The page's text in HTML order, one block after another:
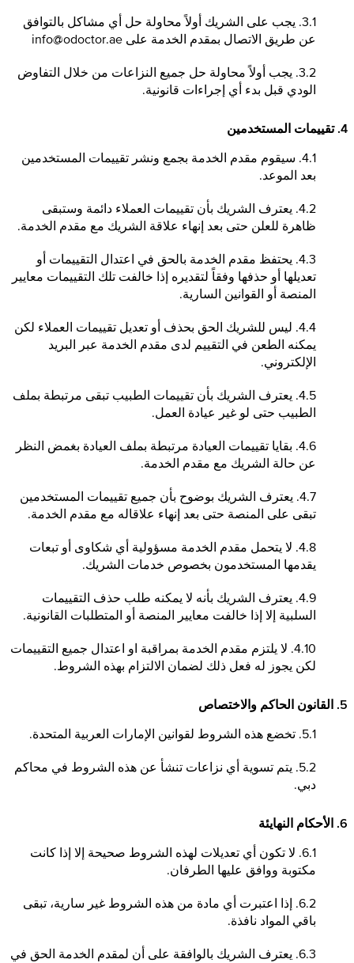
3.1. يجب على الشريك أولاً محاولة حل أي مشاكل بالتوافق
عن طريق الاتصال بمقدم الخدمة على info@odoctor.ae
3.2. يجب أولاً محاولة حل جميع النزاعات من خلال التفاوض
الودي قبل بدء أي إجراءات قانونية.
4. تقييمات المستخدمين
4.1. سيقوم مقدم الخدمة بجمع ونشر تقييمات المستخدمين
بعد الموعد.
4.2. يعترف الشريك بأن تقييمات العملاء دائمة وستبقى
ظاهرة للعلن حتى بعد إنهاء علاقة الشريك مع مقدم الخدمة.
4.3. يحتفظ مقدم الخدمة بالحق في اعتدال التقييمات أو
تعديلها أو حذفها وفقاً لتقديره إذا خالفت تلك التقييمات معايير
المنصة أو القوانين السارية.
4.4. ليس للشريك الحق بحذف أو تعديل تقييمات العملاء لكن
يمكنه الطعن في التقييم لدى مقدم الخدمة عبر البريد
الإلكتروني.
4.5. يعترف الشريك بأن تقييمات الطبيب تبقى مرتبطة بملف
الطبيب حتى لو غير عيادة العمل.
4.6. بقايا تقييمات العيادة مرتبطة بملف العيادة بغمض النظر
عن حالة الشريك مع مقدم الخدمة.
4.7. يعترف الشريك بوضوح بأن جميع تقييمات المستخدمين
تبقى على المنصة حتى بعد إنهاء علاقاله مع مقدم الخدمة.
4.8. لا يتحمل مقدم الخدمة مسؤولية أي شكاوى أو تبعات
يقدمها المستخدمون بخصوص خدمات الشريك.
4.9. يعترف الشريك بأنه لا يمكنه طلب حذف التقييمات
السلبية إلا إذا خالفت معايير المنصة أو المتطلبات القانونية.
4.10. لا يلتزم مقدم الخدمة بمراقبة او اعتدال جميع التقييمات
لكن يجوز له فعل ذلك لضمان الالتزام بهذه الشروط.
5. القانون الحاكم والاختصاص
5.1. تخضع هذه الشروط لقوانين الإمارات العربية المتحدة.
5.2. يتم تسوية أي نزاعات تنشأ عن هذه الشروط في محاكم
دبي.
6. الأحكام النهايئة
6.1. لا تكون أي تعديلات لهذه الشروط صحيحة إلا إذا كانت
مكتوبة ووافق عليها الطرفان.
6.2. إذا اعتبرت أي مادة من هذه الشروط غير سارية، تبقى
باقي المواد نافذة.
6.3. يعترف الشريك بالوافقة على أن لمقدم الخدمة الحق في